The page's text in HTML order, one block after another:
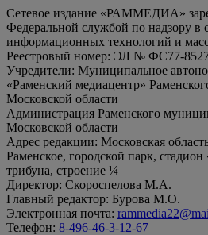
Сетевое издание «РАММЕДИА»
Федеральной службой по надзору в
информационных технологий и
Реестровый номер: ЭЛ № ФС77-
Учредители: Муниципальное
«Раменский медиацентр»
Московской области
Администрация Раменского
Московской области
Адрес редакции: Московская
Раменское, городской парк, стадион
трибуна, строение ¼
Директор: Скороспелова М.А.
Главный редактор: Бурова М.О.
Электронная почта:
Телефон: 8-496-46-3-12-67